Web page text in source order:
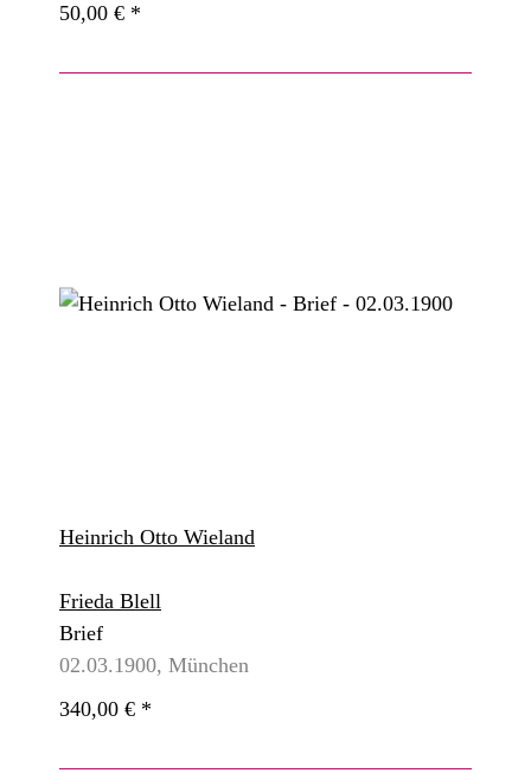
50,00 € *
Heinrich Otto Wieland
Frieda Blell
Brief
02.03.1900, München
340,00 € *